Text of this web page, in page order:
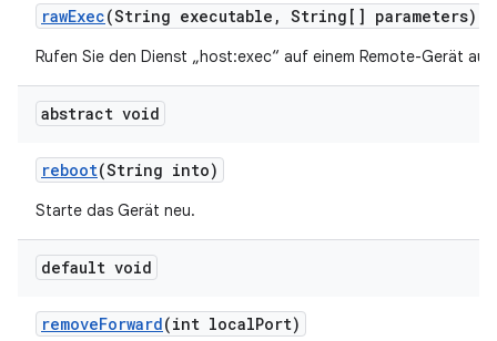
rawExec(String executable , String[] parameters)
Rufen Sie den Dienst „host:exec“ auf einem Remote-Gerät auf.
abstract void
reboot(String into)
Starte das Gerät neu.
default void
removeForward(int localPort)